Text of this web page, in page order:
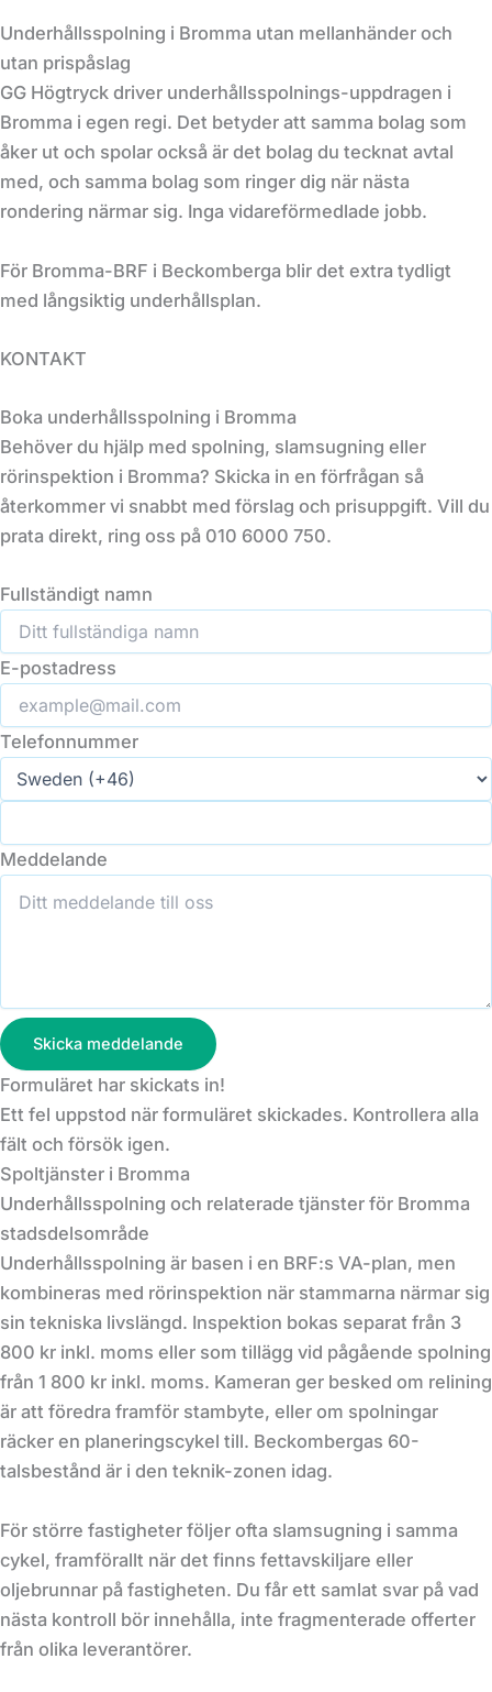
Underhållsspolning i Bromma utan mellanhänder och
utan prispåslag
GG Högtryck driver underhållsspolnings-uppdragen i
Bromma i egen regi. Det betyder att samma bolag som
åker ut och spolar också är det bolag du tecknat avtal
med, och samma bolag som ringer dig när nästa
rondering närmar sig. Inga vidareförmedlade jobb.
För Bromma-BRF i Beckomberga blir det extra tydligt
med långsiktig underhållsplan.
KONTAKT
Boka underhållsspolning i Bromma
Behöver du hjälp med spolning, slamsugning eller
rörinspektion i Bromma? Skicka in en förfrågan så
återkommer vi snabbt med förslag och prisuppgift. Vill du
prata direkt, ring oss på 010 6000 750.
Fullständigt namn
E-postadress
Telefonnummer
Meddelande
Skicka meddelande
Formuläret har skickats in!
Ett fel uppstod när formuläret skickades. Kontrollera alla
fält och försök igen.
Spoltjänster i Bromma
Underhållsspolning och relaterade tjänster för Bromma
stadsdelsområde
Underhållsspolning är basen i en BRF:s VA-plan, men
kombineras med rörinspektion när stammarna närmar sig
sin tekniska livslängd. Inspektion bokas separat från 3
800 kr inkl. moms eller som tillägg vid pågående spolning
från 1 800 kr inkl. moms. Kameran ger besked om relining
är att föredra framför stambyte, eller om spolningar
räcker en planeringscykel till. Beckombergas 60-
talsbestånd är i den teknik-zonen idag.
För större fastigheter följer ofta slamsugning i samma
cykel, framförallt när det finns fettavskiljare eller
oljebrunnar på fastigheten. Du får ett samlat svar på vad
nästa kontroll bör innehålla, inte fragmenterade offerter
från olika leverantörer.